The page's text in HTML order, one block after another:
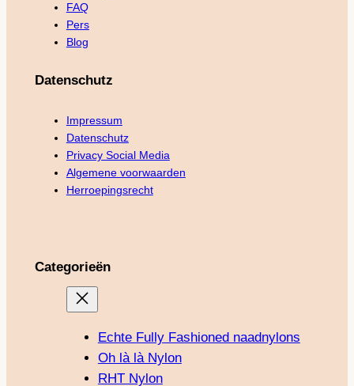
FAQ
Pers
Blog
Datenschutz
Impressum
Datenschutz
Privacy Social Media
Algemene voorwaarden
Herroepingsrecht
Categorieën
Echte Fully Fashioned naadnylons
Oh là là Nylon
RHT Nylon